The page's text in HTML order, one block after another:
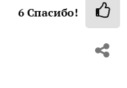
6Спасибо!